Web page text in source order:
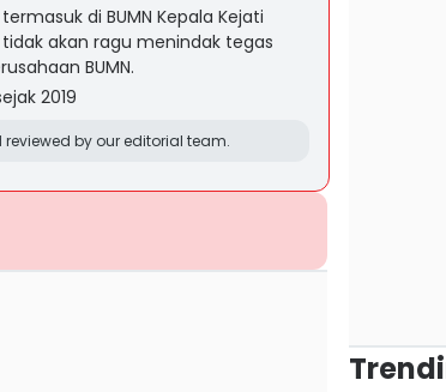
di BUMN Kepala Kejati
akan ragu menindak tegas
BUMN.
2019
by our editorial team.